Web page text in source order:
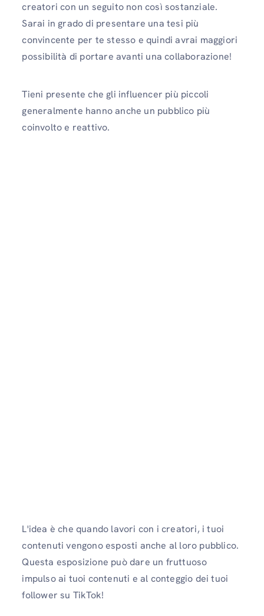
creatori con un seguito non così sostanziale.
Sarai in grado di presentare una tesi più
convincente per te stesso e quindi avrai maggiori
possibilità di portare avanti una collaborazione!
Tieni presente che gli influencer più piccoli
generalmente hanno anche un pubblico più
coinvolto e reattivo.
L'idea è che quando lavori con i creatori, i tuoi
contenuti vengono esposti anche al loro pubblico.
Questa esposizione può dare un fruttuoso
impulso ai tuoi contenuti e al conteggio dei tuoi
follower su TikTok!